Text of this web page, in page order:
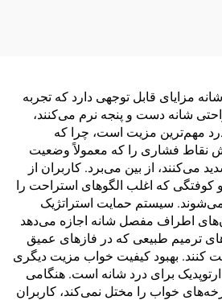
مزایای قابل توجهی دارد که تجربه
شانه دست و پنجه نرم می‌کنند،
مهم‌ترین مزیت است، چرا که
نقاط فشاری را که معمولاً وضعیت
می‌کنند، از بین می‌برد. کاربران از
که اغلب الگوهای استراحت را
سیستم حمایت استراتژیک
اطراف مفصل شانه اجازه می‌دهد
ترمیم طبیعی که در فازهای عمیق
کنند. بهبود کیفیت خواب مزیت دیگری
برای درد شانه است. هنگامی
خواب را مختل نمی‌کند، کاربران